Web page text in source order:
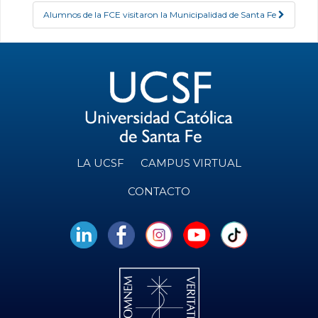
Alumnos de la FCE visitaron la Municipalidad de Santa Fe
LA UCSF CAMPUS VIRTUAL
CONTACTO